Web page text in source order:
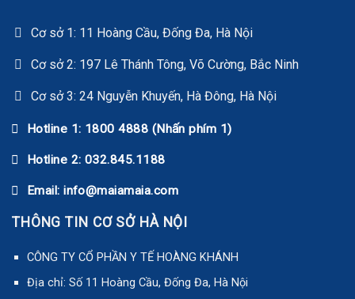
Cơ sở 1: 11 Hoàng Cầu, Đống Đa, Hà Nội
Cơ sở 2: 197 Lê Thánh Tông, Võ Cường, Bắc Ninh
Cơ sở 3: 24 Nguyễn Khuyến, Hà Đông, Hà Nội
Hotline 1: 1800 4888 (Nhấn phím 1)
Hotline 2: 032.845.1188
Email: info@maiamaia.com
THÔNG TIN CƠ SỞ HÀ NỘI
CÔNG TY CỔ PHẦN Y TẾ HOÀNG KHÁNH
Địa chỉ: Số 11 Hoàng Cầu, Đống Đa, Hà Nội